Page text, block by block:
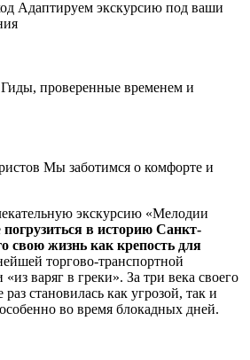
Адаптируем экскурсию под ваши
Гиды, проверенные временем и
Мы заботимся о комфорте и
экскурсию «Мелодии
погрузиться в историю Санкт-
свою жизнь как крепость для
торгово-транспортной
варяг в греки». За три века своего
становилась как угрозой, так и
во время блокадных дней.